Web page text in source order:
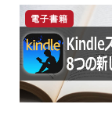
電子書籍